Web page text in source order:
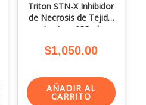
Triton STN-X Inhibidor
de Necrosis de Tejido
Lenta – 100ml
$1,050.00
AÑADIR AL
CARRITO